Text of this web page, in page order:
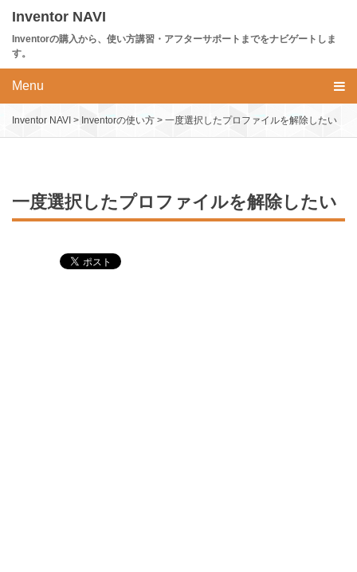
content
Inventor NAVI
Inventorの購入から、使い方講習・アフターサポートまでをナビゲートしま
す。
Menu
Inventor NAVI > Inventorの使い方 > 一度選択したプロファイルを解除したい
一度選択したプロファイルを解除したい